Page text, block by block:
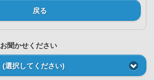
戻る
聞かせください
(選択してください)